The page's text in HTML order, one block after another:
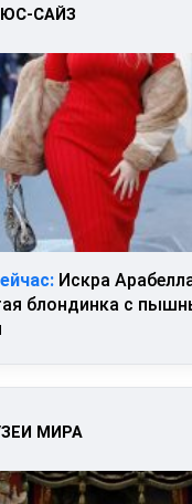
САЙЗ
Искра
блондинка с
МИРА